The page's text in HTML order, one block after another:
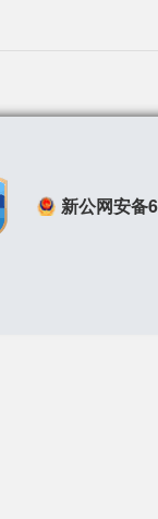
新公网安备